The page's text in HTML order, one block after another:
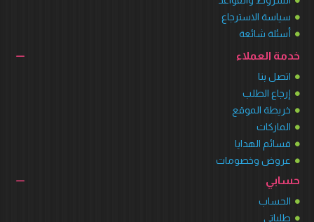
سياسة الاسترجاع
أسئلة شائعة
خدمة العملاء
اتصل بنا
إرجاع الطلب
خريطة الموقع
الماركات
قسائم الهدايا
عروض وخصومات
حسابي
الحساب
طلباتي